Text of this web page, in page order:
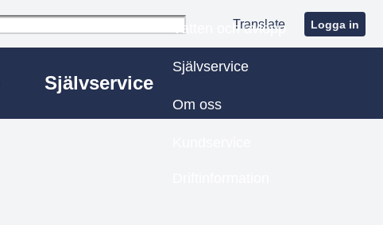
Translate Logga in
Självservice
Vatten och avlopp
Självservice
Om oss